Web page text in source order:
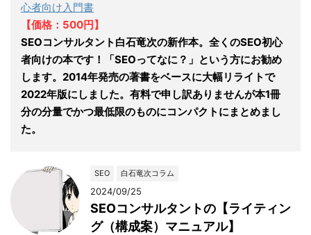
心者向け入門書
【価格：500円】
SEOコンサルタント白石竜次の新作本。全くのSEO初心
者向けの本です！「SEOってなに？」という方にお勧め
します。2014年発売の著書をベースに大幅リライトで
2022年版にしました。有料で申し訳ありませんが本1冊
分の分量でかつ最低限のものにコンパクトにまとめまし
た。
SEO 白石竜次コラム
2024/09/25
SEOコンサルタントの【ライティン
グ（構成案）マニュアル】